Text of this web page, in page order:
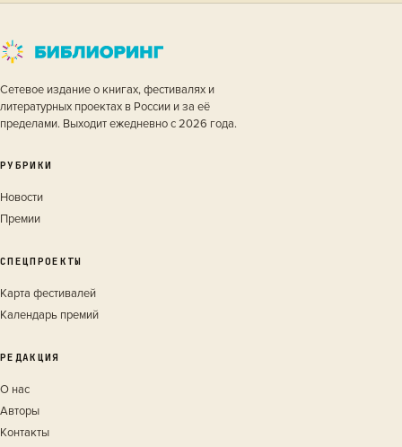
Сетевое издание о книгах, фестивалях и
литературных проектах в России и за её
пределами. Выходит ежедневно с 2026 года.
РУБРИКИ
Новости
Премии
СПЕЦПРОЕКТЫ
Карта фестивалей
Календарь премий
РЕДАКЦИЯ
О нас
Авторы
Контакты